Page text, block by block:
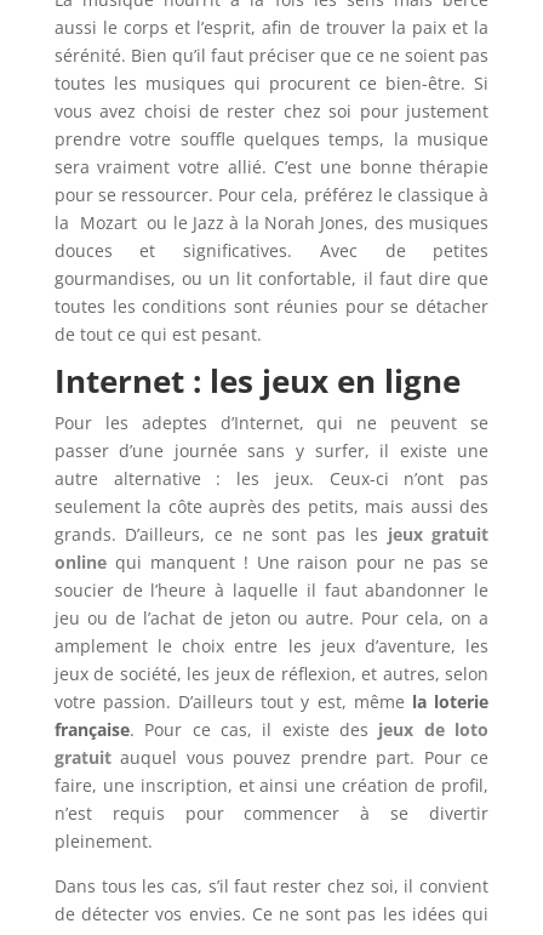
aussi le corps et l’esprit, afin de trouver la paix et la
sérénité. Bien qu’il faut préciser que ce ne soient pas
toutes les musiques qui procurent ce bien-être. Si
vous avez choisi de rester chez soi pour justement
prendre votre souffle quelques temps, la musique
sera vraiment votre allié. C’est une bonne thérapie
pour se ressourcer. Pour cela, préférez le classique à
la Mozart ou le Jazz à la Norah Jones, des musiques
douces et significatives. Avec de petites
gourmandises, ou un lit confortable, il faut dire que
toutes les conditions sont réunies pour se détacher
de tout ce qui est pesant.
Internet : les jeux en ligne
Pour les adeptes d’Internet, qui ne peuvent se
passer d’une journée sans y surfer, il existe une
autre alternative : les jeux. Ceux-ci n’ont pas
seulement la côte auprès des petits, mais aussi des
grands. D’ailleurs, ce ne sont pas les jeux gratuit
onlinequi manquent ! Une raison pour ne pas se
soucier de l’heure à laquelle il faut abandonner le
jeu ou de l’achat de jeton ou autre. Pour cela, on a
amplement le choix entre les jeux d’aventure, les
jeux de société, les jeux de réflexion, et autres, selon
votre passion. D’ailleurs tout y est, même la loterie
française. Pour ce cas, il existe des jeux de loto
gratuitauquel vous pouvez prendre part. Pour ce
faire, une inscription, et ainsi une création de profil,
n’est requis pour commencer à se divertir
pleinement.
Dans tous les cas, s’il faut rester chez soi, il convient
de détecter vos envies. Ce ne sont pas les idées qui